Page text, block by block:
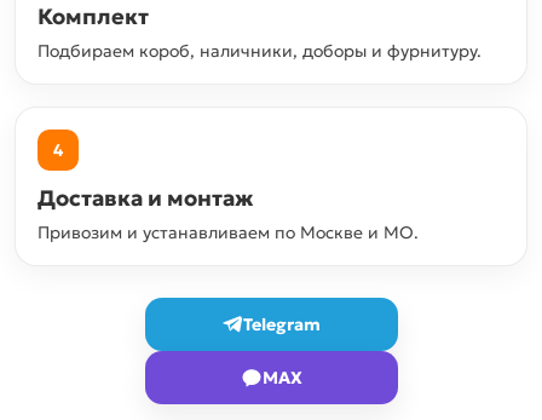
Комплект
Подбираем короб, наличники, доборы и фурнитуру.
4
Доставка и монтаж
Привозим и устанавливаем по Москве и МО.
Telegram
MAX